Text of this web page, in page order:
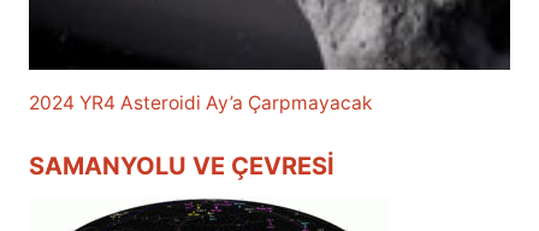
2024 YR4 Asteroidi Ay’a Çarpmayacak
SAMANYOLU VE ÇEVRESI